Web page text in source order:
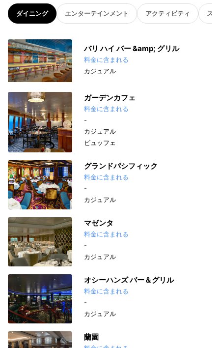
ダイニング エンターテインメント アクティビティ ス
バリ ハイ バー &amp; グリル
料金に含まれる
カジュアル
ガーデンカフェ
料金に含まれる
-
カジュアル
ビュッフェ
グランドパシフィック
料金に含まれる
-
カジュアル
マゼンタ
料金に含まれる
-
カジュアル
オシーハンズ バー＆グリル
料金に含まれる
-
カジュアル
蘭園